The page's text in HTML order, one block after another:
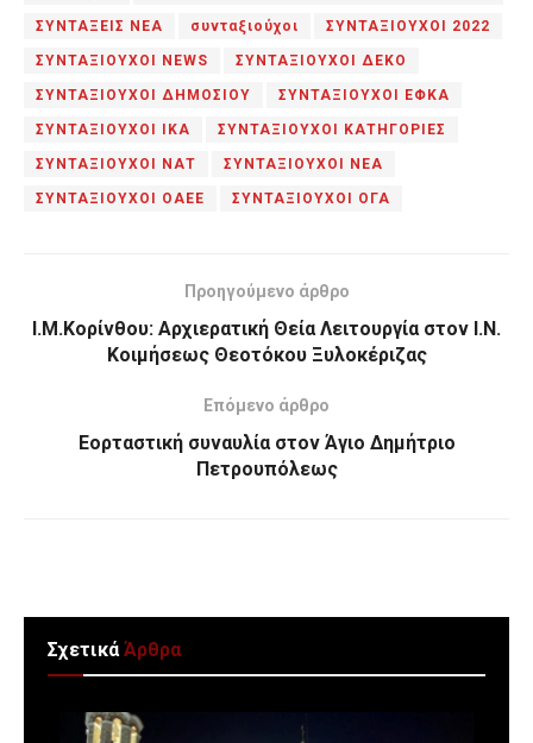
ΣΥΝΤΑΞΕΙΣ ΝΕΑ συνταξιούχοι ΣΥΝΤΑΞΙΟΥΧΟΙ 2022
ΣΥΝΤΑΞΙΟΥΧΟΙ NEWS ΣΥΝΤΑΞΙΟΥΧΟΙ ΔΕΚΟ
ΣΥΝΤΑΞΙΟΥΧΟΙ ΔΗΜΟΣΙΟΥ ΣΥΝΤΑΞΙΟΥΧΟΙ ΕΦΚΑ
ΣΥΝΤΑΞΙΟΥΧΟΙ ΙΚΑ ΣΥΝΤΑΞΙΟΥΧΟΙ ΚΑΤΗΓΟΡΙΕΣ
ΣΥΝΤΑΞΙΟΥΧΟΙ ΝΑΤ ΣΥΝΤΑΞΙΟΥΧΟΙ ΝΕΑ
ΣΥΝΤΑΞΙΟΥΧΟΙ ΟΑΕΕ ΣΥΝΤΑΞΙΟΥΧΟΙ ΟΓΑ
Προηγούμενο άρθρο
Ι.Μ.Κορίνθου: Αρχιερατική Θεία Λειτουργία στον Ι.Ν.
Κοιμήσεως Θεοτόκου Ξυλοκέριζας
Επόμενο άρθρο
Εορταστική συναυλία στον Άγιο Δημήτριο
Πετρουπόλεως
ΣχετικάΆρθρα